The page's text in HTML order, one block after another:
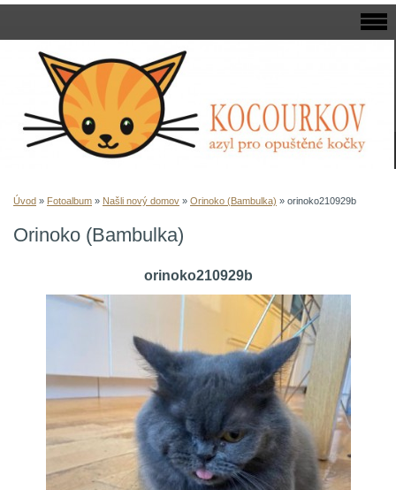
Úvod » Fotoalbum » Našli nový domov » Orinoko (Bambulka) » orinoko210929b
Orinoko (Bambulka)
orinoko210929b